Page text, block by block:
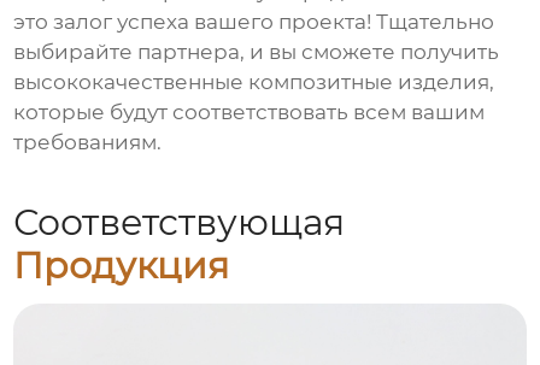
это залог успеха вашего проекта! Тщательно
выбирайте партнера, и вы сможете получить
высококачественные композитные изделия,
которые будут соответствовать всем вашим
требованиям.
Соответствующая
Продукция